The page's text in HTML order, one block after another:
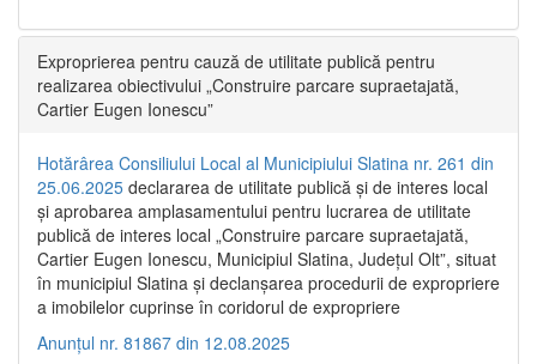
Exproprierea pentru cauză de utilitate publică pentru
realizarea obiectivului „Construire parcare supraetajată,
Cartier Eugen Ionescu”
Hotărârea Consiliului Local al Municipiului Slatina nr. 261 din
25.06.2025 declararea de utilitate publică și de interes local
și aprobarea amplasamentului pentru lucrarea de utilitate
publică de interes local „Construire parcare supraetajată,
Cartier Eugen Ionescu, Municipiul Slatina, Județul Olt”, situat
în municipiul Slatina și declanșarea procedurii de expropriere
a imobilelor cuprinse în coridorul de expropriere
Anunțul nr. 81867 din 12.08.2025